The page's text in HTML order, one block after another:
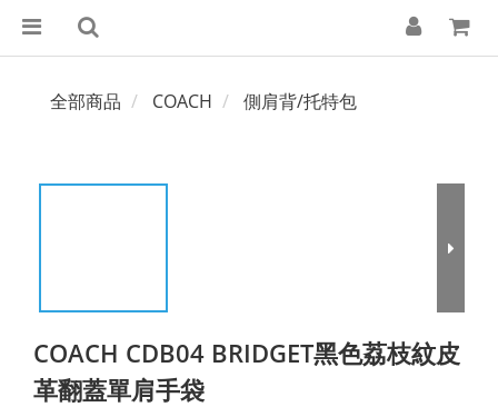
全部商品 COACH 側肩背/托特包
COACH CDB04 BRIDGET黑色荔枝紋皮
革翻蓋單肩手袋